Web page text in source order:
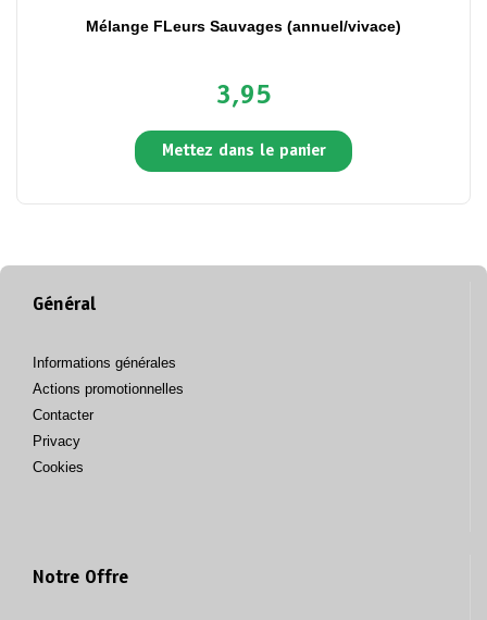
Mélange FLeurs Sauvages (annuel/vivace)
3,95
Mettez dans le panier
Général
Informations générales
Actions promotionnelles
Contacter
Privacy
Cookies
Notre Offre